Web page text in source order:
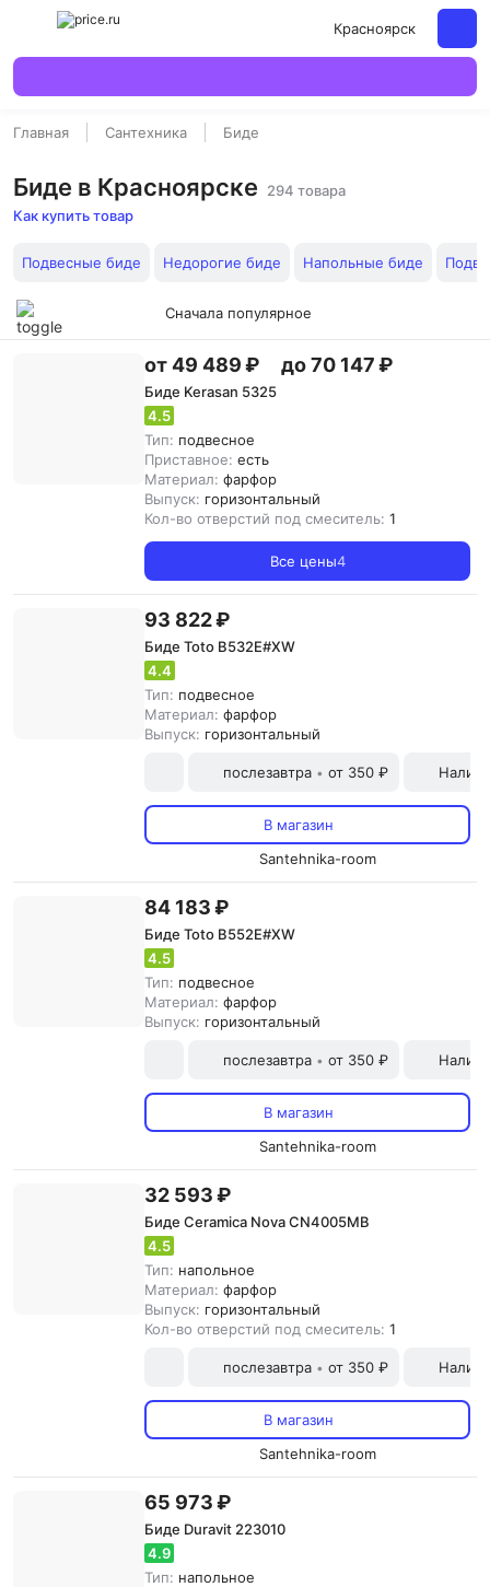
Красноярск
Главная Сантехника Биде
Биде в Красноярске
294 товара
Как купить товар
Подвесные биде Недорогие биде Напольные биде
Сначала популярное
от 49 489 ₽ до 70 147 ₽
Биде Kerasan 5325
4.5
Тип: подвесное
Приставное: есть
Материал: фарфор
Выпуск: горизонтальный
Кол-во отверстий под смеситель: 1
Все цены4
93 822 ₽
Биде Toto B532E#XW
4.4
Тип: подвесное
Материал: фарфор
Выпуск: горизонтальный
послезавтра • от 350 ₽
В магазин
Santehnika-room
84 183 ₽
Биде Toto B552E#XW
4.5
Тип: подвесное
Материал: фарфор
Выпуск: горизонтальный
послезавтра • от 350 ₽
В магазин
Santehnika-room
32 593 ₽
Биде Ceramica Nova CN4005MB
4.5
Тип: напольное
Материал: фарфор
Выпуск: горизонтальный
Кол-во отверстий под смеситель: 1
послезавтра • от 350 ₽
В магазин
Santehnika-room
65 973 ₽
Биде Duravit 223010
4.9
Тип: напольное